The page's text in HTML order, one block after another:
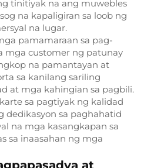
tinitiyak na ang muwebles
na kapaligiran sa loob ng
na lugar.
pamamaraan sa pag-
mga customer ng patunay
na pamantayan at
sa kanilang sariling
at mga kahingian sa pagbili.
sa pagtiyak ng kalidad
dedikasyon sa paghahatid
na mga kasangkapan sa
sa inaasahan ng mga